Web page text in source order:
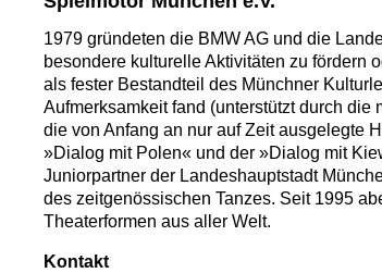
1979 gründeten die BMW AG und die
besondere kulturelle Aktivitäten zu fördern
als fester Bestandteil des Münchner
Aufmerksamkeit fand (unterstützt durch
die von Anfang an nur auf Zeit ausgelegte
»Dialog mit Polen« und der »Dialog mit
Juniorpartner der Landeshauptstadt
des zeitgenössischen Tanzes. Seit 1995
Theaterformen aus aller Welt.
Kontakt